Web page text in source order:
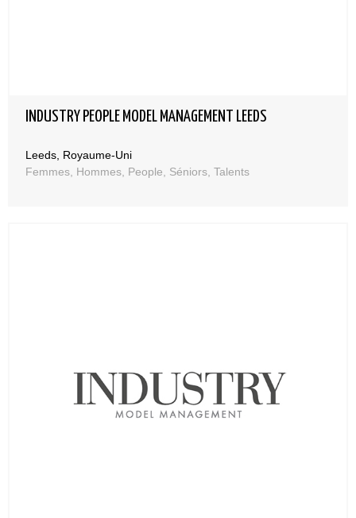
INDUSTRY PEOPLE MODEL MANAGEMENT LEEDS
Leeds, Royaume-Uni
Femmes, Hommes, People, Séniors, Talents